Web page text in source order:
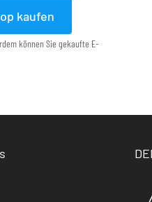
kaufen
können Sie gekaufte E-